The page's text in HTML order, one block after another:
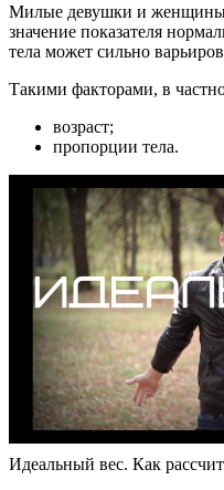
Милые девушки и женщины,
значение показателя
тела может сильно
Такими факторами, в
возраст;
пропорции тела.
Идеальный вес. Как